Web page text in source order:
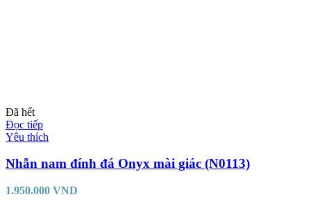
Đã hết
Đọc tiếp
Yêu thích
Nhẫn nam đính đá Onyx mài giác (N0113)
1.950.000 VND